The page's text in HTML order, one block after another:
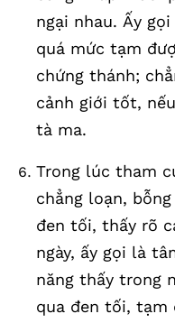
ngại nhau. Ấy
quá mức tạm
chứng thánh;
cảnh giới tốt,
tà ma.
Trong lúc tham
chẳng loạn,
đen tối, thấy rõ
ngày, ấy gọi là
năng thấy trong
qua đen tối, tạm